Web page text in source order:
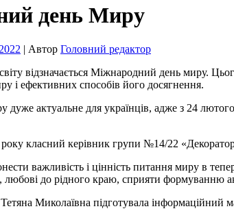
день Миру
| Автор Головний редактор
відзначається Міжнародний день миру.
і ефективних способів його досягнення.
дуже актуальне для українців, адже з 24
року класний керівник групи №14/22
важливість і цінність питання миру в
любові до рідного краю, сприяти формуванню
Миколаївна підготувала інформаційний